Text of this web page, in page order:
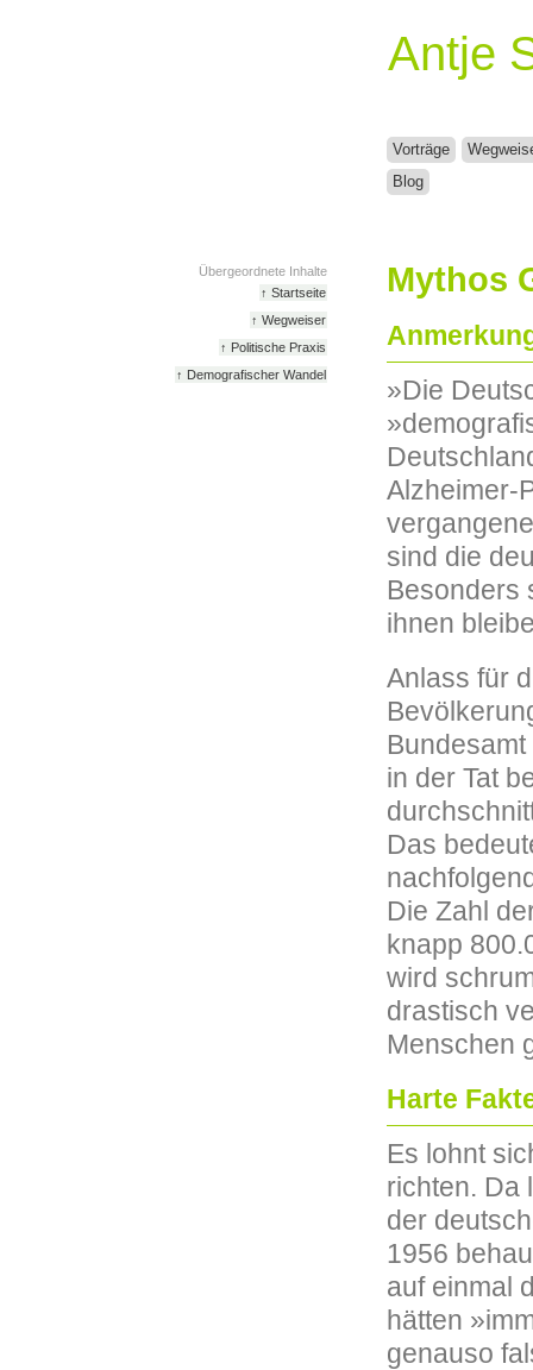
Antje
Vorträge
Blog
Übergeordnete Inhalte
↑ Startseite
↑ Wegweiser
↑ Politische Praxis
↑ Demografischer Wandel
Mythos
»Die
Alzheimer-
sind die
Besonders
ihnen
Anlass für
in der Tat
Das
Die Zahl
knapp
wird
drastisch
Menschen
Harte
Es lohnt
richten. Da
der
1956
auf einmal
hätten
genauso